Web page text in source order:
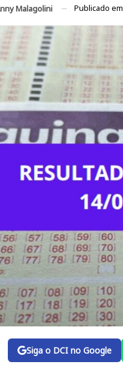
Malagolini Publicado em
Siga o DCI no Google